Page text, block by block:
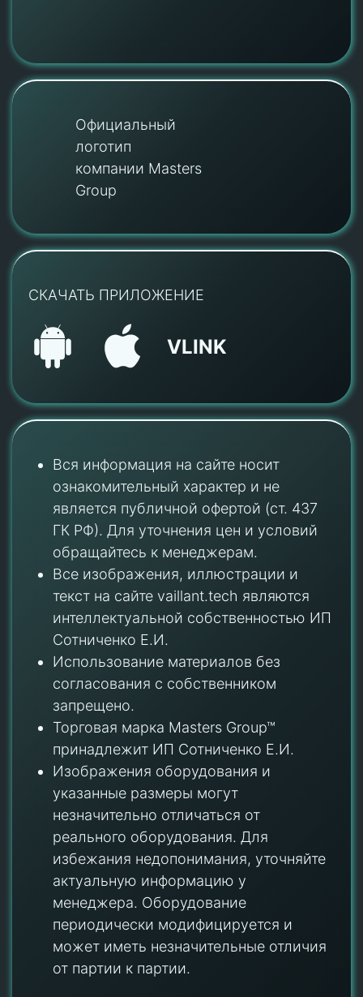
Официальный
логотип
компании Masters
Group
СКАЧАТЬ ПРИЛОЖЕНИЕ
VLINK
Вся информация на сайте носит
ознакомительный характер и не
является публичной офертой (ст. 437
ГК РФ). Для уточнения цен и условий
обращайтесь к менеджерам.
Все изображения, иллюстрации и
текст на сайте vaillant.tech являются
интеллектуальной собственностью ИП
Сотниченко Е.И.
Использование материалов без
согласования с собственником
запрещено.
Торговая марка Masters Group™
принадлежит ИП Сотниченко Е.И.
Изображения оборудования и
указанные размеры могут
незначительно отличаться от
реального оборудования. Для
избежания недопонимания, уточняйте
актуальную информацию у
менеджера. Оборудование
периодически модифицируется и
может иметь незначительные отличия
от партии к партии.